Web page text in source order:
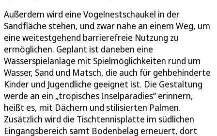
Außerdem wird eine Vogelnestschaukel in der
Sandfläche stehen, und zwar nahe an einem Weg, um
eine weitestgehend barrierefreie Nutzung zu
ermöglichen. Geplant ist daneben eine
Wasserspielanlage mit Spielmöglichkeiten rund um
Wasser, Sand und Matsch, die auch für gehbehinderte
Kinder und Jugendliche geeignet ist. Die Gestaltung
werde an ein „tropisches Inselparadies“ erinnern,
heißt es, mit Dächern und stilisierten Palmen.
Zusätzlich wird die Tischtennisplatte im südlichen
Eingangsbereich samt Bodenbelag erneuert, dort